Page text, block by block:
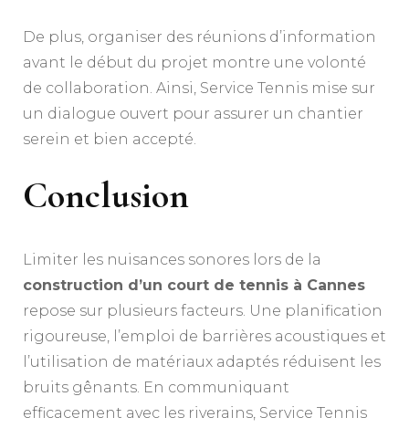
De plus, organiser des réunions d’information
avant le début du projet montre une volonté
de collaboration. Ainsi, Service Tennis mise sur
un dialogue ouvert pour assurer un chantier
serein et bien accepté.
Conclusion
Limiter les nuisances sonores lors de la
construction d’un court de tennis à Cannes
repose sur plusieurs facteurs. Une planification
rigoureuse, l’emploi de barrières acoustiques et
l’utilisation de matériaux adaptés réduisent les
bruits gênants. En communiquant
efficacement avec les riverains, Service Tennis